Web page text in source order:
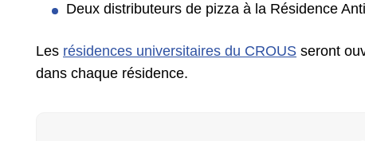
Deux distributeurs de pizza à la Résidence
Les résidences universitaires du CROUS seront
dans chaque résidence.